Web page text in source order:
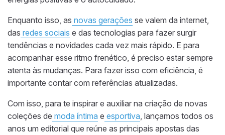
Enquanto isso, as novas gerações se valem da internet,
das redes sociais e das tecnologias para fazer surgir
tendências e novidades cada vez mais rápido. E para
acompanhar esse ritmo frenético, é preciso estar sempre
atenta às mudanças. Para fazer isso com eficiência, é
importante contar com referências atualizadas.
Com isso, para te inspirar e auxiliar na criação de novas
coleções de moda íntima e esportiva , lançamos todos os
anos um editorial que reúne as principais apostas das